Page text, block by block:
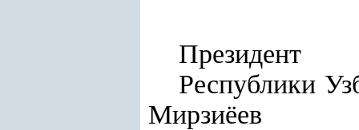
Президент
Мирзиёев